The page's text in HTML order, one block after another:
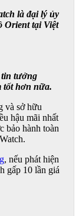
là đại lý ủy
Orient tại Việt
tưởng
tốt hơn nữa.
và sở hữu
hậu mãi nhất
bảo hành toàn
, nếu phát hiện
gấp 10 lần giá